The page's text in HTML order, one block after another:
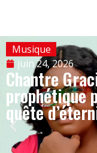
Musique
juin 24, 2026
Chantre
prophétique
quête